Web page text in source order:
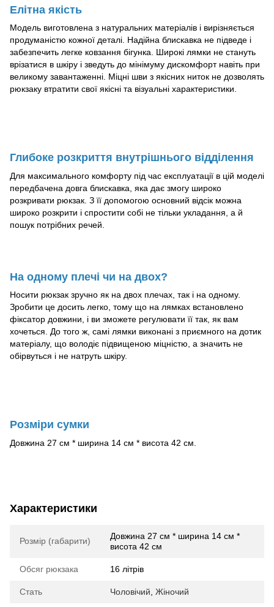
Елітна якість
Модель виготовлена з натуральних матеріалів і вирізняється
продуманістю кожної деталі. Надійна блискавка не підведе і
забезпечить легке ковзання бігунка. Широкі лямки не стануть
врізатися в шкіру і зведуть до мінімуму дискомфорт навіть при
великому завантаженні. Міцні шви з якісних ниток не дозволять
рюкзаку втратити свої якісні та візуальні характеристики.
Глибоке розкриття внутрішнього відділення
Для максимального комфорту під час експлуатації в цій моделі
передбачена довга блискавка, яка дає змогу широко
розкривати рюкзак. З її допомогою основний відсік можна
широко розкрити і спростити собі не тільки укладання, а й
пошук потрібних речей.
На одному плечі чи на двох?
Носити рюкзак зручно як на двох плечах, так і на одному.
Зробити це досить легко, тому що на лямках встановлено
фіксатор довжини, і ви зможете регулювати її так, як вам
хочеться. До того ж, самі лямки виконані з приємного на дотик
матеріалу, що володіє підвищеною міцністю, а значить не
обірвуться і не натруть шкіру.
Розміри сумки
Довжина 27 см * ширина 14 см * висота 42 см.
Характеристики
Розмір (габарити)
Довжина 27 см * ширина 14 см *
висота 42 см
Обсяг рюкзака 16 літрів
Стать Чоловічий Жіночий